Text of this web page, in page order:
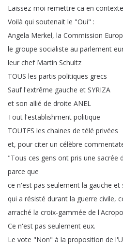
Laissez-moi remettre ca en contexte
Voilà qui soutenait le "Oui" :
Angela Merkel, la Commission
le groupe socialiste au parlement
leur chef Martin Schultz
TOUS les partis politiques grecs
Sauf l'extrême gauche et SYRIZA
et son allié de droite ANEL
Tout l'establishment politique
TOUTES les chaines de télé privées
et, pour citer un célèbre
"Tous ces gens ont pris une sacrée
parce que
ce n'est pas seulement la gauche et
qui a résisté durant la guerre civile,
arraché la croix-gammée de
Ce n'est pas seulement eux.
Le vote "Non" à la proposition de